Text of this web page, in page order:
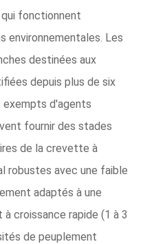
fonctionnent
environnementales. Les
destinées aux
depuis plus de six
d'agents
fournir des stades
de la crevette à
robustes avec une faible
adaptés à une
croissance rapide (1 à 3
de peuplement